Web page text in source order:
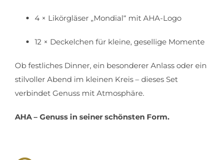
4 × Likörgläser „Mondial“ mit AHA-Logo
12 × Deckelchen für kleine, gesellige Momente
Ob festliches Dinner, ein besonderer Anlass oder ein
stilvoller Abend im kleinen Kreis – dieses Set
verbindet Genuss mit Atmosphäre.
AHA – Genuss in seiner schönsten Form.